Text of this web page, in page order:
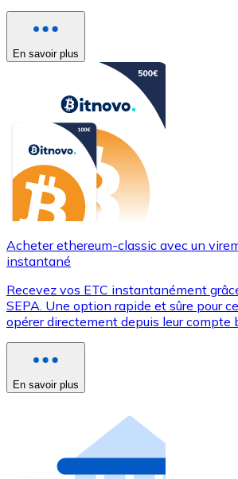
En savoir plus
Acheter ethereum-classic avec un
instantané
Recevez vos ETC instantanément
SEPA. Une option rapide et sûre pour
opérer directement depuis leur compte
En savoir plus